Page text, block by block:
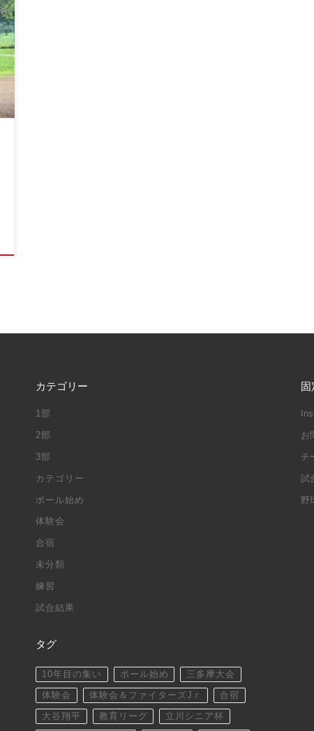
カテゴリー
1部
2部
3部
カテゴリー
ボール始め
体験会
合宿
未分類
練習
試合結果
タグ
10年目の集い ボール始め 三多摩大会
体験会 体験会＆ファイターズJｒ 合宿
大谷翔平 教育リーグ 立川シニア杯
固
お
チ
試
野